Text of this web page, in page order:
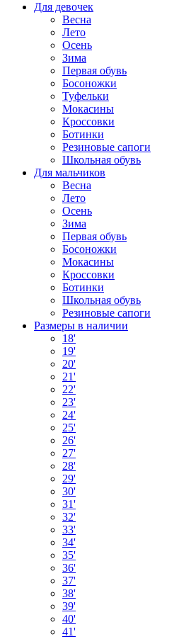
Для девочек
Весна
Лето
Осень
Зима
Первая обувь
Босоножки
Туфельки
Мокасины
Кроссовки
Ботинки
Резиновые сапоги
Школьная обувь
Для мальчиков
Весна
Лето
Осень
Зима
Первая обувь
Босоножки
Мокасины
Кроссовки
Ботинки
Школьная обувь
Резиновые сапоги
Размеры в наличии
18'
19'
20'
21'
22'
23'
24'
25'
26'
27'
28'
29'
30'
31'
32'
33'
34'
35'
36'
37'
38'
39'
40'
41'